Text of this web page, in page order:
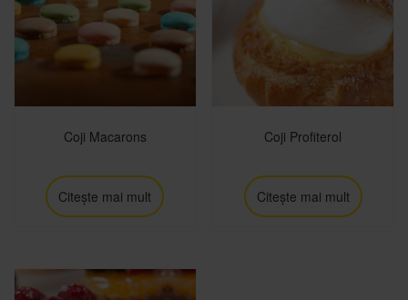
Coji Macarons
Citește mai mult
Coji Profiterol
Citește mai mult